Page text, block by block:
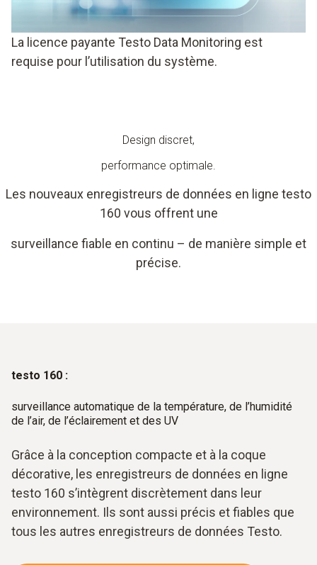
La licence payante Testo Data Monitoring est
requise pour l’utilisation du système.
Design discret,
performance optimale.
Les nouveaux enregistreurs de données en ligne testo
160 vous offrent une
surveillance fiable en continu – de manière simple et
précise.
testo 160 :
surveillance automatique de la température, de l’humidité
de l’air, de l’éclairement et des UV
Grâce à la conception compacte et à la coque
décorative, les enregistreurs de données en ligne
testo 160 s’intègrent discrètement dans leur
environnement. Ils sont aussi précis et fiables que
tous les autres enregistreurs de données Testo.